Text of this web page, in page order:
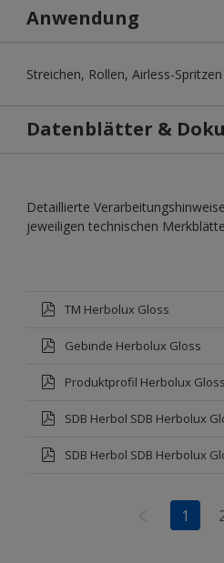
Anwendung
Streichen, Rollen, Airless-Spritzen
Datenblätter &
Detaillierte
jeweiligen technischen
TM Herbolux Gloss
Gebinde Herbolux Gloss
Produktprofil Herbolux Gloss
SDB Herbol SDB Herbolux
SDB Herbol SDB Herbolux
1